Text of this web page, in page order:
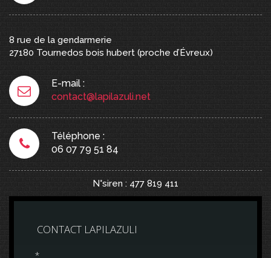
8 rue de la gendarmerie
27180 Tournedos bois hubert (proche d’Évreux)
E-mail :
contact@lapilazuli.net
Téléphone :
06 07 79 51 84
N°siren : 477 819 411